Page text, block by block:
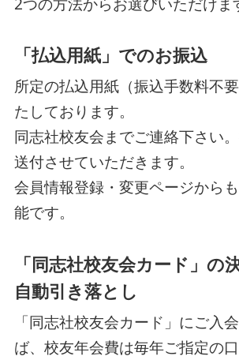
「払込用紙」でのお振込
所定の払込用紙（振込手数料不
たしております。
同志社校友会までご連絡下さい
送付させていただきます。
会員情報登録・変更ページから
能です。
「同志社校友会カード」の
自動引き落とし
「同志社校友会カード」にご入
ば、校友年会費は毎年ご指定の